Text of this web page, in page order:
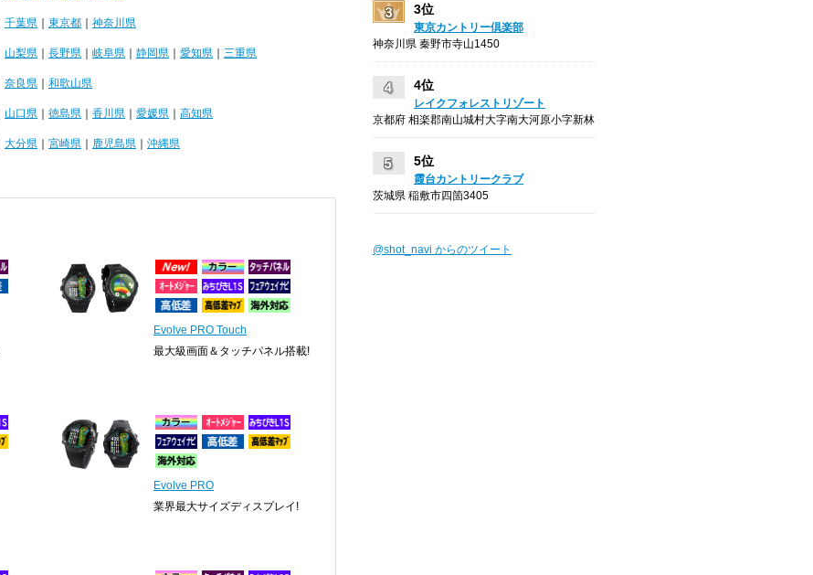
千葉県 東京都 神奈川県
山梨県 長野県 岐阜県 静岡県 愛知県 三重県
奈良県 和歌山県
山口県 徳島県 香川県 愛媛県 高知県
大分県 宮崎県 鹿児島県 沖縄県
Evolve PRO Touch
最大級画面＆タッチパネル搭載!
Evolve PRO
業界最大サイズディスプレイ!
3位
東京カントリー倶楽部
神奈川県 秦野市寺山1450
4位
レイクフォレストリゾート
京都府 相楽郡南山城村大字南大河原小字新林
5位
霞台カントリークラブ
茨城県 稲敷市四箇3405
@shot_navi からのツイート